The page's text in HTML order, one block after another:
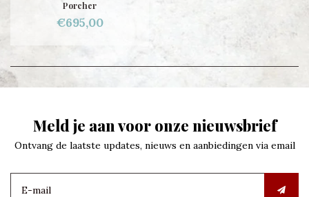
Porcher
€695,00
Meld je aan voor onze nieuwsbrief
Ontvang de laatste updates, nieuws en aanbiedingen via email